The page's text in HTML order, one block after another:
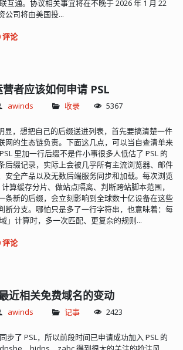
互通。协议相关事宜将在不晚于 2026 年 1 月 22
公司将由美国投...
评论
者应该如何申请 PSL
awinds 收录 5367
显，想把自己的后缀送进列表，首先要搞清楚一件
网的生态链负责。下面这几点，可以当自查清单来
里加一行后缀不是件小事很多人低估了 PSL 的
后缀记录，实际上会被几乎所有主流浏览器、邮件
安全产品以及无数后端服务同步和加载。每次浏览
算缓存分片、做站点隔离、判断跨站脚本范围，
条新的后缀，会立刻影响到全球数十亿设备在这些
断分支。哪怕只是多了一行字符串，也意味着：每
」计算时，多一次匹配、更复杂的规则...
评论
近相关免费域名的变动
awinds 记事 2423
步了 PSL，所以前段时间已申请成功加入 PSL 的